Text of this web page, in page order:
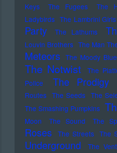
Keys
The Fugees The
Ladybirds The Lambrini Girls
Party
The Lathums
Louvin Brothers The Man
Meteors The Moody
The Notwist The
Police
The Prodigy
Routes The Seeds The
The Smashing Pumpkins
Moon
The Sound The
Roses
The Streets The
Underground
The